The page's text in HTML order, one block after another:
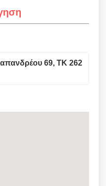
69, ΤΚ 262